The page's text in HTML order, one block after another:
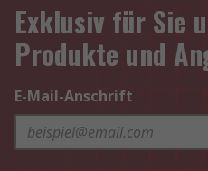
Exklusiv für Sie
Produkte und
E-Mail-Anschrift